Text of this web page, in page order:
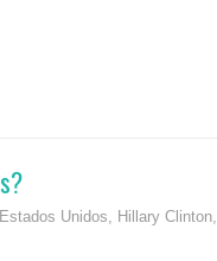
Estados Unidos, Hillary Clinton,